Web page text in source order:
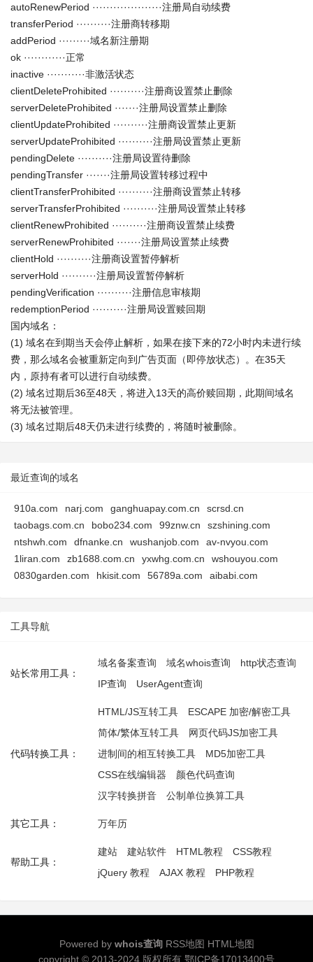
autoRenewPeriod ····················注册局自动续费
transferPeriod ··········注册商转移期
addPeriod ·········域名新注册期
ok ············正常
inactive ···········非激活状态
clientDeleteProhibited ··········注册商设置禁止删除
serverDeleteProhibited ·······注册局设置禁止删除
clientUpdateProhibited ··········注册商设置禁止更新
serverUpdateProhibited ··········注册局设置禁止更新
pendingDelete ··········注册局设置待删除
pendingTransfer ·······注册局设置转移过程中
clientTransferProhibited ··········注册商设置禁止转移
serverTransferProhibited ··········注册局设置禁止转移
clientRenewProhibited ··········注册商设置禁止续费
serverRenewProhibited ·······注册局设置禁止续费
clientHold ··········注册商设置暂停解析
serverHold ··········注册局设置暂停解析
pendingVerification ··········注册信息审核期
redemptionPeriod ··········注册局设置赎回期
国内域名：
(1) 域名在到期当天会停止解析，如果在接下来的72小时内未进行续
费，那么域名会被重新定向到广告页面（即停放状态）。在35天
内，原持有者可以进行自动续费。
(2) 域名过期后36至48天，将进入13天的高价赎回期，此期间域名
将无法被管理。
(3) 域名过期后48天仍未进行续费的，将随时被删除。
最近查询的域名
910a.com narj.com ganghuapay.com.cn
scrsd.cn
taobags.com.cn
bobo234.com 99znw.cn
szshining.com
ntshwh.com
dfnanke.cn wushanjob.com
av-nvyou.com
1liran.com
zb1688.com.cn yxwhg.com.cn
wshouyou.com
0830garden.com
hkisit.com 56789a.com aibabi.com
工具导航
站长常用工具：
域名备案查询 域名whois查询
http状态查询
IP查询
UserAgent查询
代码转换工具：
HTML/JS互转工具
ESCAPE 加密/解密工具
简体/繁体互转工具
网页代码JS加密工具
进制间的相互转换工具
MD5加密工具
CSS在线编辑器
颜色代码查询
汉字转换拼音
公制单位换算工具
其它工具： 万年历
帮助工具：
建站 建站软件 HTML教程
CSS教程
jQuery 教程
AJAX 教程 PHP教程
Powered by whois查询 RSS地图 HTML地图
copyright © 2013-2024 版权所有 鄂ICP备17013400号